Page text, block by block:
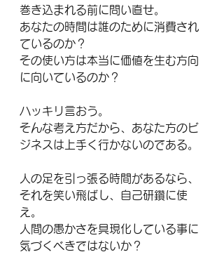
巻き込まれる前に問い直せ。
あなたの時間は誰のために消費され
ているのか？
その使い方は本当に価値を生む方向
に向いているのか？
ハッキリ言おう。
そんな考え方だから、あなた方のビ
ジネスは上手く行かないのである。
人の足を引っ張る時間があるなら、
それを笑い飛ばし、自己研鑽に使
え。
人間の愚かさを具現化している事に
気づくべきではないか？